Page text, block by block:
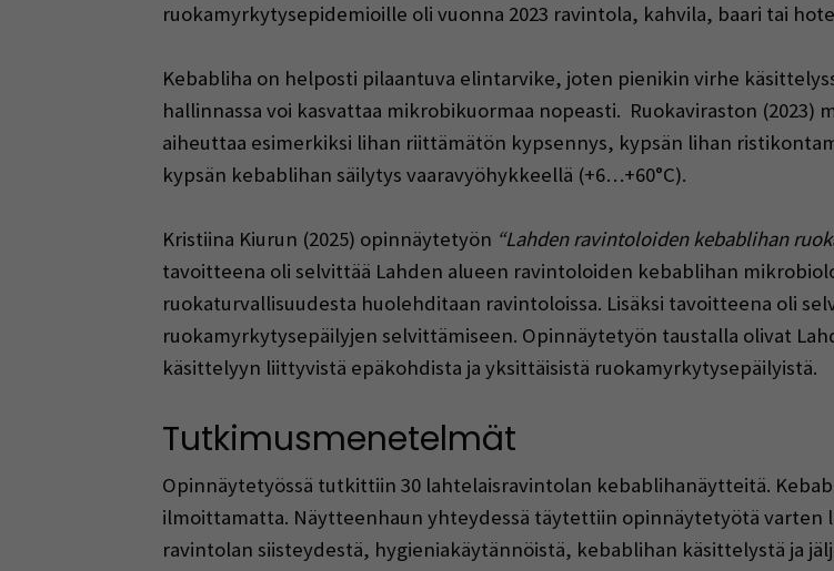
ruokamyrkytysepidemioille oli vuonna 2023 ravintola, kahvila, baari tai
Kebabliha on helposti pilaantuva elintarvike, joten pienikin virhe
hallinnassa voi kasvattaa mikrobikuormaa nopeasti. Ruokaviraston (2023)
aiheuttaa esimerkiksi lihan riittämätön kypsennys, kypsän lihan
kypsän kebablihan säilytys vaaravyöhykkeellä (+6…+60°C).
Kristiina Kiurun (2025) opinnäytetyön “Lahden ravintoloiden kebablihan
tavoitteena oli selvittää Lahden alueen ravintoloiden kebablihan
ruokaturvallisuudesta huolehditaan ravintoloissa. Lisäksi tavoitteena oli
ruokamyrkytysepäilyjen selvittämiseen. Opinnäytetyön taustalla olivat
käsittelyyn liittyvistä epäkohdista ja yksittäisistä ruokamyrkytysepäilyistä.
Tutkimusmenetelmät
Opinnäytetyössä tutkittiin 30 lahtelaisravintolan kebablihanäytteitä.
ilmoittamatta. Näytteenhaun yhteydessä täytettiin opinnäytetyötä
ravintolan siisteydestä, hygieniakäytännöistä, kebablihan käsittelystä ja